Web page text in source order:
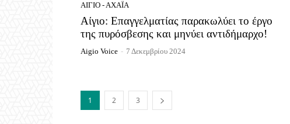
ΑΊΓΙΟ - ΑΧΑΪ́Α
Αίγιο: Επαγγελματίας παρακωλύει το έργο
της πυρόσβεσης και μηνύει αντιδήμαρχο!
Aigio Voice - 7 Δεκεμβρίου 2024
1 2 3